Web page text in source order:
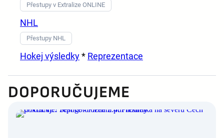
Přestupy v Extralize ONLINE
NHL
Přestupy NHL
Hokej výsledky* Reprezentace
DOPORUČUJEME